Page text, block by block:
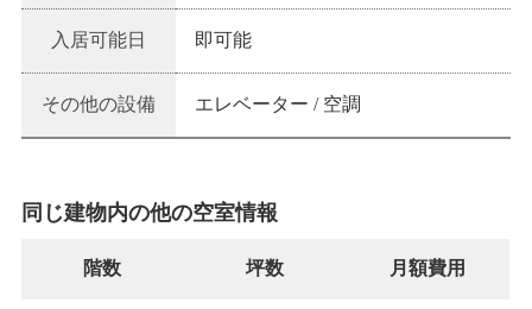
入居可能日 即可能
その他の設備 エレベーター / 空調
同じ建物内の他の空室情報
階数 坪数 月額費用